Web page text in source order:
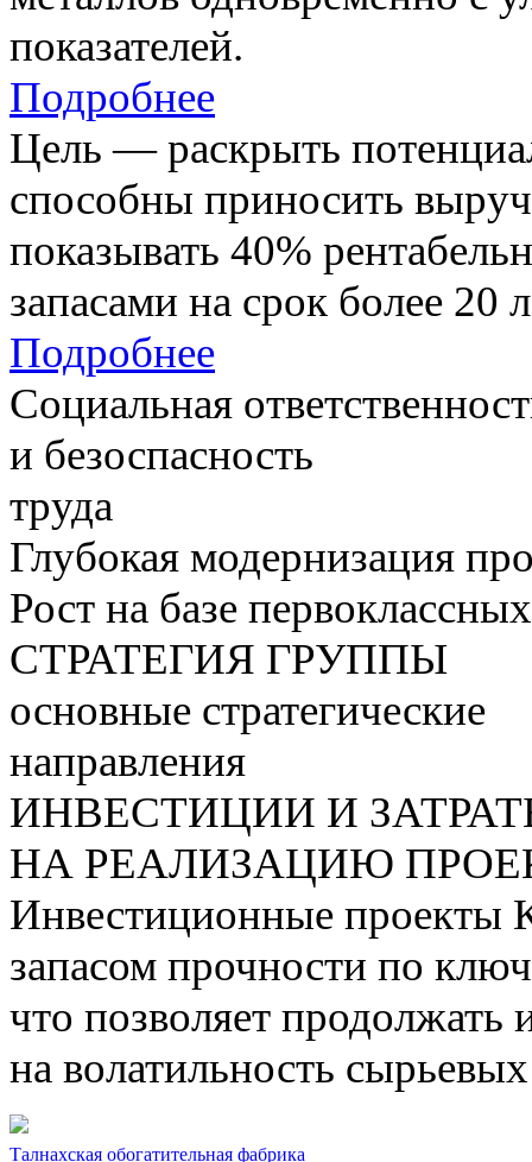
показателей.
Подробнее
Цель — раскрыть
способны приносить
показывать 40%
запасами на срок более 20
Подробнее
Социальная
и безоспасность
труда
Глубокая модернизация
Рост на базе
СТРАТЕГИЯ ГРУППЫ
основные стратегические
направления
ИНВЕСТИЦИИ И
НА РЕАЛИЗАЦИЮ
Инвестиционные проекты
запасом прочности по
что позволяет продолжать
на волатильность
Талнахская обогатительная фабрика